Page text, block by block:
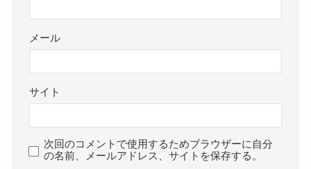
メール
サイト
次回のコメントで使用するためブラウザーに自分
の名前、メールアドレス、サイトを保存する。